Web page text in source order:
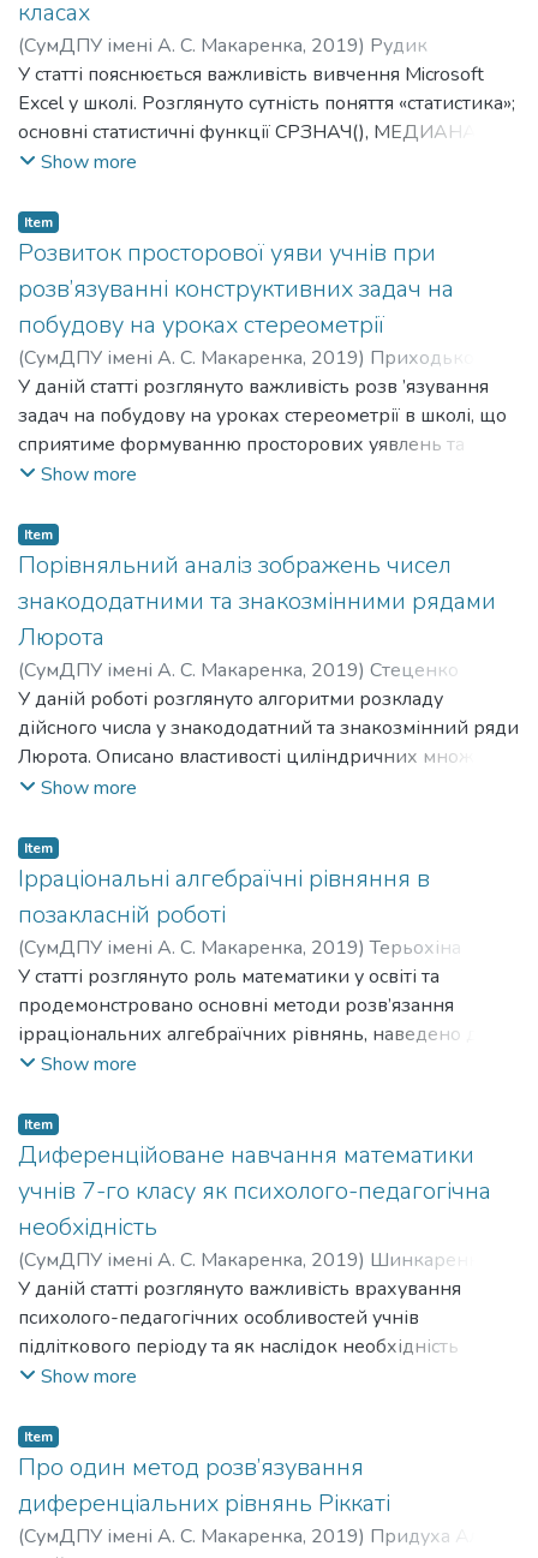
цілих числах, та способи їх розв’язання.
класах
(СумДПУ імені А. С. Макаренка, 2019) Рудик
Владислава;Rudyk Vladyslava;Шамоня Володимир
Григорович;Shamonia Volodymyr Hryhorovych
У статті пояснюється важливість вивчення Microsoft
Excel у школі. Розглянуто сутність поняття «статистика»;
основні статистичні функції СРЗНАЧ(), МЕДИАНА(),
МОДА(), МАКС(), МИН(), СУММПРОИЗВ(), СУММКВ();
статистика», «Гистограмма», «Ранг», «Персентиль».
Show more
Item
Розвиток просторової уяви учнів при
розв’язуванні конструктивних задач на
побудову на уроках стереометрії
(СумДПУ імені А. С. Макаренка, 2019) Приходько
Олена;Prykhodko Olena;Одінцова Оксана
Олександрівна;Odintsova Oksana Oleksandrivna
У даній статті розглянуто важливість розв ’язування
задач на побудову на уроках стереометрії в школі, що
сприятиме формуванню просторових уявлень та
просторової уяви учнів. Висновки зроблені на основі
щодо результатів ЗНО 2018.
Show more
Item
Порівняльний аналіз зображень чисел
знакододатними та знакозмінними рядами
Люрота
(СумДПУ імені А. С. Макаренка, 2019) Стеценко
Каріна; Stetsenko Karina;Хворостіна Юрій
В'ячеславович; Khvorostina Yurii Viacheslavovych
У даній роботі розглянуто алгоритми розкладу
дійсного числа у знакододатний та знакозмінний ряди
Люрота. Описано властивості циліндричних множин 𝐿
– зображення і 𝐿 ̃ – зображення. Також наведено
знакододатньому та знакозмінному рядах Люрота.
Show more
Item
Ірраціональні алгебраїчні рівняння в
позакласній роботі
(СумДПУ імені А. С. Макаренка, 2019)Терьохіна
Влада;Terokhina Vlada;Погребний Валерій Данилович
Pohrebnyi Valerii Danylovych
У статті розглянуто роль математики у освіті та
продемонстровано основні методи розв’язання
ірраціональних алгебраїчних рівнянь, наведено до
кожного приклади їх розв’язання.
Show more
Item
Диференційоване навчання математики
учнів 7-го класу як психолого-педагогічна
необхідність
(СумДПУ імені А. С. Макаренка, 2019) Шинкаренко
Наталія ;Shynkarenko Nataliia;Чашечникова Ольга
Серафимівна;Chashechnikova Olha Serafymivna
У даній статті розглянуто важливість врахування
психолого-педагогічних особливостей учнів
підліткового періоду та як наслідок необхідність
введення диференційованого навчання математики
навчання.
Show more
Item
Про один метод розв’язування
диференціальних рівнянь Ріккаті
(СумДПУ імені А. С. Макаренка, 2019) Придуха Аліна